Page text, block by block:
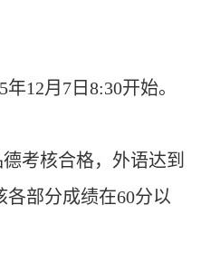
年12月7日8:30开始。
德考核合格，外语达到
各部分成绩在60分以